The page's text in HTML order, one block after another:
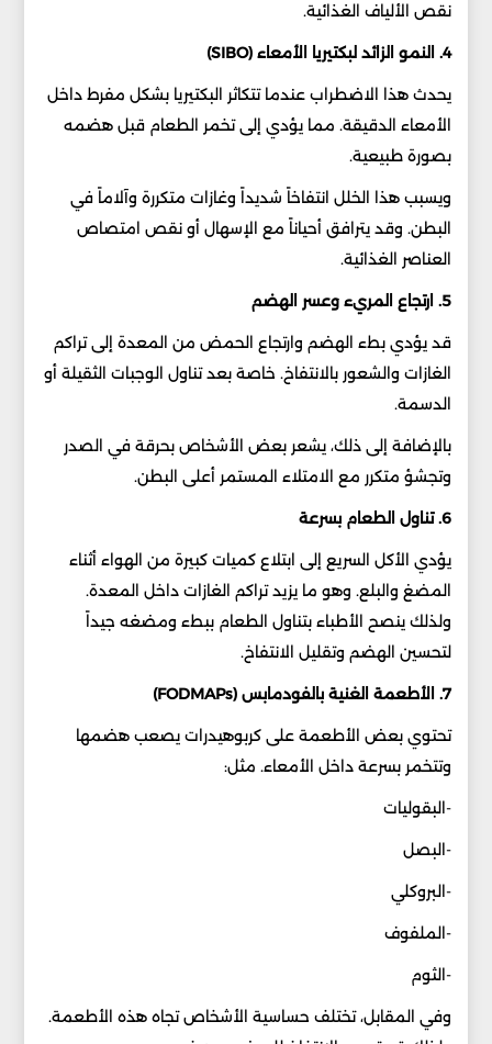
نقص الألياف الغذائية.
4. النمو الزائد لبكتيريا الأمعاء (SIBO)
يحدث هذا الاضطراب عندما تتكاثر البكتيريا بشكل مفرط داخل
الأمعاء الدقيقة. مما يؤدي إلى تخمر الطعام قبل هضمه
بصورة طبيعية.
ويسبب هذا الخلل انتفاخاً شديداً وغازات متكررة وآلاماً في
البطن. وقد يترافق أحياناً مع الإسهال أو نقص امتصاص
العناصر الغذائية.
5. ارتجاع المريء وعسر الهضم
قد يؤدي بطء الهضم وارتجاع الحمض من المعدة إلى تراكم
الغازات والشعور بالانتفاخ. خاصة بعد تناول الوجبات الثقيلة أو
الدسمة.
بالإضافة إلى ذلك، يشعر بعض الأشخاص بحرقة في الصدر
وتجشؤ متكرر مع الامتلاء المستمر أعلى البطن.
6. تناول الطعام بسرعة
يؤدي الأكل السريع إلى ابتلاع كميات كبيرة من الهواء أثناء
المضغ والبلع. وهو ما يزيد تراكم الغازات داخل المعدة.
ولذلك ينصح الأطباء بتناول الطعام ببطء ومضغه جيداً
لتحسين الهضم وتقليل الانتفاخ.
7. الأطعمة الغنية بالفودمابس (FODMAPs)
تحتوي بعض الأطعمة على كربوهيدرات يصعب هضمها
وتتخمر بسرعة داخل الأمعاء. مثل:
-البقوليات
-البصل
-البروكلي
-الملفوف
-الثوم
وفي المقابل، تختلف حساسية الأشخاص تجاه هذه الأطعمة.